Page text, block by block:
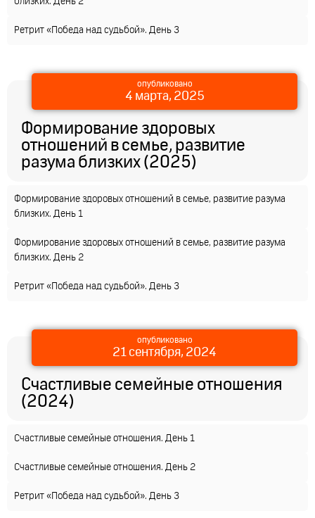
Ретрит «Победа над судьбой». День 3
опубликовано
4 марта, 2025
Формирование здоровых
отношений в семье, развитие
разума близких (2025)
Формирование здоровых отношений в семье, развитие разума
близких. День 1
Формирование здоровых отношений в семье, развитие разума
близких. День 2
Ретрит «Победа над судьбой». День 3
опубликовано
21 сентября, 2024
Счастливые семейные отношения
(2024)
Счастливые семейные отношения. День 1
Счастливые семейные отношения. День 2
Ретрит «Победа над судьбой». День 3